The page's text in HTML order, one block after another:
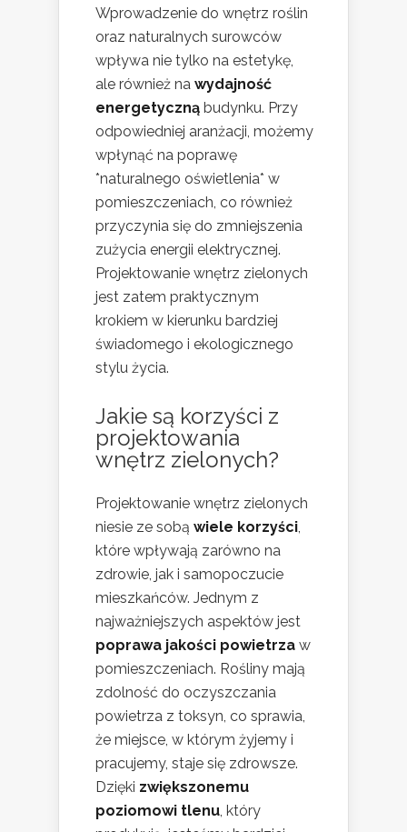
Wprowadzenie do wnętrz roślin
oraz naturalnych surowców
wpływa nie tylko na estetykę,
ale również na wydajność
energetyczną budynku. Przy
odpowiedniej aranżacji, możemy
wpłynąć na poprawę
*naturalnego oświetlenia* w
pomieszczeniach, co również
przyczynia się do zmniejszenia
zużycia energii elektrycznej.
Projektowanie wnętrz zielonych
jest zatem praktycznym
krokiem w kierunku bardziej
świadomego i ekologicznego
stylu życia.
Jakie są korzyści z
projektowania
wnętrz zielonych?
Projektowanie wnętrz zielonych
niesie ze sobą wiele korzyści,
które wpływają zarówno na
zdrowie, jak i samopoczucie
mieszkańców. Jednym z
najważniejszych aspektów jest
poprawa jakości powietrza w
pomieszczeniach. Rośliny mają
zdolność do oczyszczania
powietrza z toksyn, co sprawia,
że miejsce, w którym żyjemy i
pracujemy, staje się zdrowsze.
Dzięki zwiększonemu
poziomowi tlenu, który